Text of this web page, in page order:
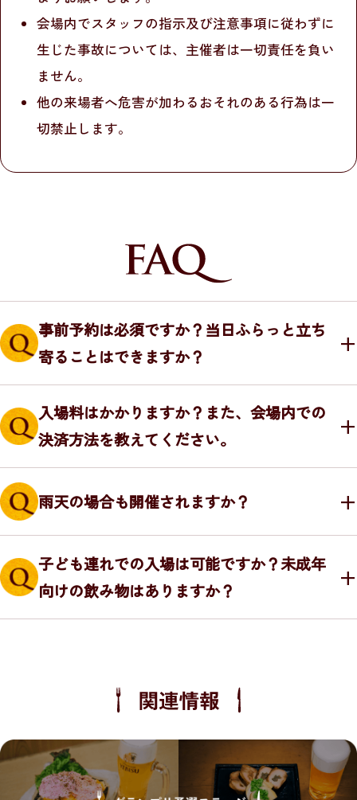
会場内でスタッフの指示及び注意事項に従わずに
生じた事故については、主催者は一切責任を負い
ません。
他の来場者へ危害が加わるおそれのある行為は一
切禁止します。
事前予約は必須ですか？当日ふらっと立ち
寄ることはできますか？
入場料はかかりますか？また、会場内での
決済方法を教えてください。
雨天の場合も開催されますか？
子ども連れでの入場は可能ですか？未成年
向けの飲み物はありますか？